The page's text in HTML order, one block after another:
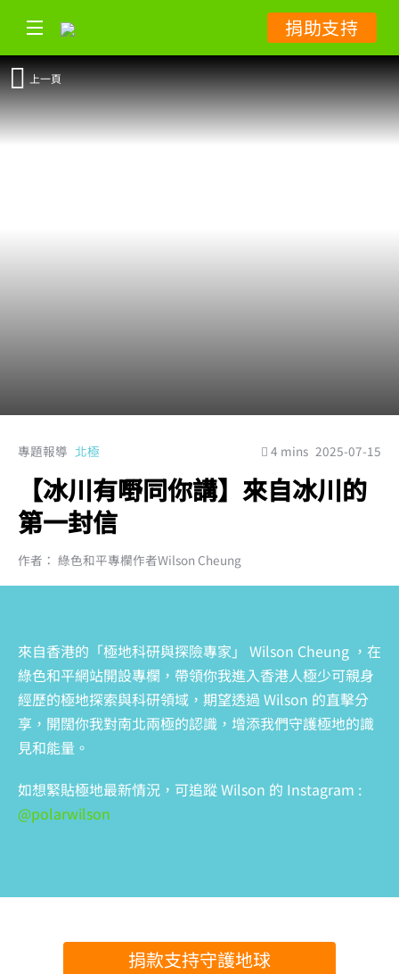
捐助支持
上一頁
專題報導 北極 4 mins 2025-07-15
【冰川有嘢同你講】來自冰川的
第一封信
作者： 綠色和平專欄作者Wilson Cheung
來自香港的「極地科研與探險專家」 Wilson Cheung ，在
綠色和平網站開設專欄，帶領你我進入香港人極少可親身
經歷的極地探索與科研領域，期望透過 Wilson 的直擊分
享，開闊你我對南北兩極的認識，增添我們守護極地的識
見和能量。
如想緊貼極地最新情況，可追蹤 Wilson 的 Instagram :
@polarwilson
捐款支持守護地球